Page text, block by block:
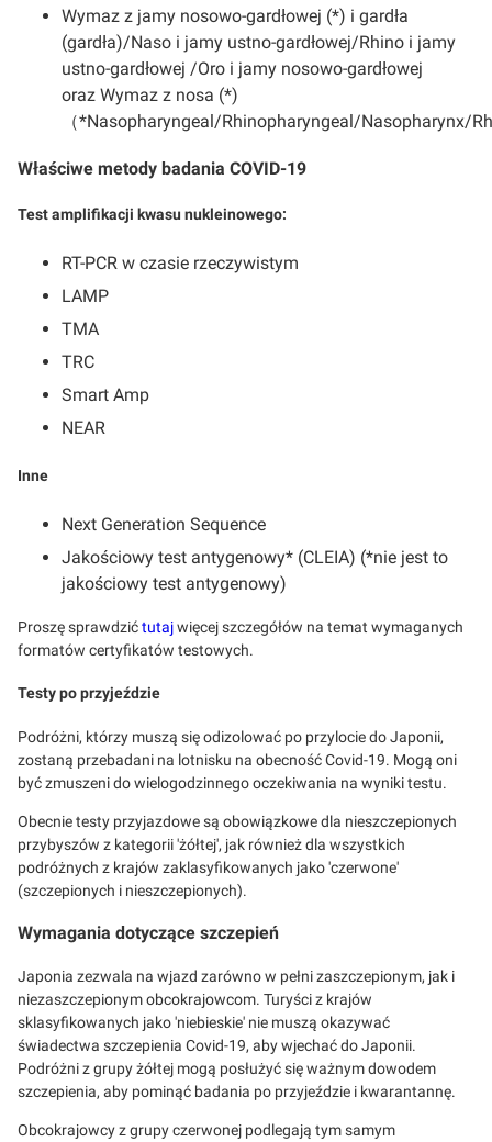
Wymaz z jamy nosowo-gardłowej (*) i gardła
(gardła)/Naso i jamy ustno-gardłowej/Rhino i jamy
ustno-gardłowej /Oro i jamy nosowo-gardłowej
oraz Wymaz z nosa (*)
（*Nasopharyngeal/Rhinopharyngeal/Nasopharynx/
Właściwe metody badania COVID-19
Test amplifikacji kwasu nukleinowego:
RT-PCR w czasie rzeczywistym
LAMP
TMA
TRC
Smart Amp
NEAR
Inne
Next Generation Sequence
Jakościowy test antygenowy* (CLEIA) (*nie jest to
jakościowy test antygenowy)
Proszę sprawdzićtutajwięcej szczegółów na temat wymaganych
formatów certyfikatów testowych.
Testy po przyjeździe
Podróżni, którzy muszą się odizolować po przylocie do Japonii,
zostaną przebadani na lotnisku na obecność Covid-19. Mogą oni
być zmuszeni do wielogodzinnego oczekiwania na wyniki testu.
Obecnie testy przyjazdowe są obowiązkowe dla nieszczepionych
przybyszów z kategorii 'żółtej', jak również dla wszystkich
podróżnych z krajów zaklasyfikowanych jako 'czerwone'
(szczepionych i nieszczepionych).
Wymagania dotyczące szczepień
Japonia zezwala na wjazd zarówno w pełni zaszczepionym, jak i
niezaszczepionym obcokrajowcom. Turyści z krajów
sklasyfikowanych jako 'niebieskie' nie muszą okazywać
świadectwa szczepienia Covid-19, aby wjechać do Japonii.
Podróżni z grupy żółtej mogą posłużyć się ważnym dowodem
szczepienia, aby pominąć badania po przyjeździe i kwarantannę.
Obcokrajowcy z grupy czerwonej podlegają tym samym